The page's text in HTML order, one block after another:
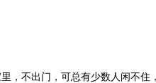
不出门，可总有少数人闲不